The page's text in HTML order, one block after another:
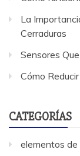
La
Cerraduras
Sensores
Cómo
CATEGORÍAS
elementos de